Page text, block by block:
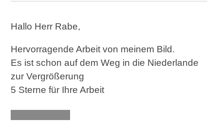
Hallo Herr Rabe,
Hervorragende Arbeit von meinem Bild.
Es ist schon auf dem Weg in die Niederlande
zur Vergrößerung
5 Sterne für Ihre Arbeit